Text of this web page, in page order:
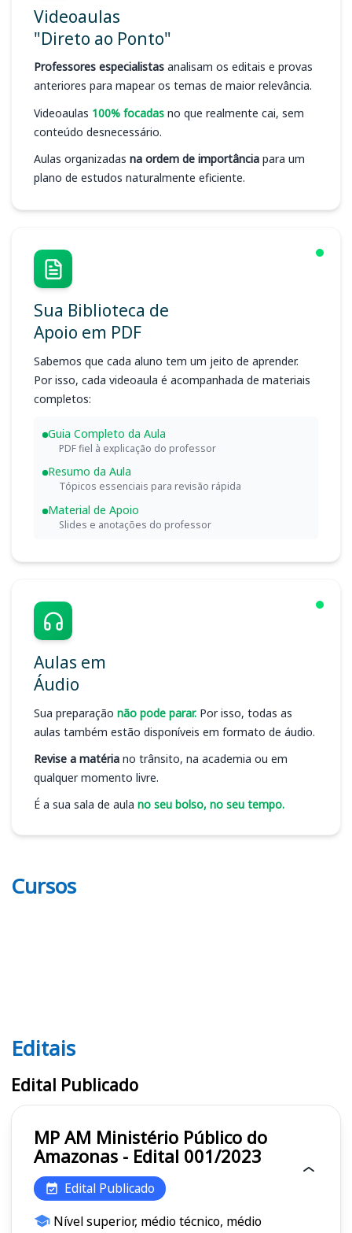
Videoaulas
"Direto ao Ponto"
Professores especialistas analisam os editais e provas
anteriores para mapear os temas de maior relevância.
Videoaulas 100% focadas no que realmente cai, sem
conteúdo desnecessário.
Aulas organizadas na ordem de importância para um
plano de estudos naturalmente eficiente.
Sua Biblioteca de
Apoio em PDF
Sabemos que cada aluno tem um jeito de aprender.
Por isso, cada videoaula é acompanhada de materiais
completos:
Guia Completo da Aula
PDF fiel à explicação do professor
Resumo da Aula
Tópicos essenciais para revisão rápida
Material de Apoio
Slides e anotações do professor
Aulas em
Áudio
Sua preparação não pode parar. Por isso, todas as
aulas também estão disponíveis em formato de áudio.
Revise a matéria no trânsito, na academia ou em
qualquer momento livre.
É a sua sala de aula no seu bolso, no seu tempo.
Cursos
Editais MP AM
Editais
Edital Publicado
MP AM Ministério Público do
Amazonas - Edital 001/2023
Edital Publicado
Nível superior, médio técnico, médio